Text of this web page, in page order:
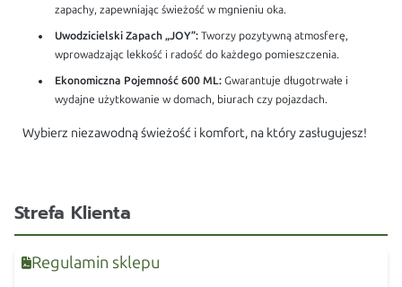
zapachy, zapewniając świeżość w mgnieniu oka.
Uwodzicielski Zapach „JOY”: Tworzy pozytywną atmosferę,
wprowadzając lekkość i radość do każdego pomieszczenia.
Ekonomiczna Pojemność 600 ML: Gwarantuje długotrwałe i
wydajne użytkowanie w domach, biurach czy pojazdach.
Wybierz niezawodną świeżość i komfort, na który zasługujesz!
Strefa Klienta
Regulamin sklepu